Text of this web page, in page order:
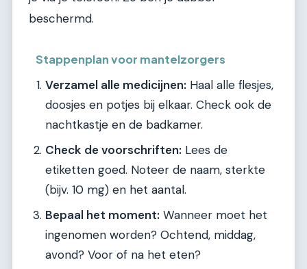
beschermd.
Stappenplan voor mantelzorgers
Verzamel alle medicijnen: Haal alle flesjes,
doosjes en potjes bij elkaar. Check ook de
nachtkastje en de badkamer.
Check de voorschriften: Lees de
etiketten goed. Noteer de naam, sterkte
(bijv. 10 mg) en het aantal.
Bepaal het moment: Wanneer moet het
ingenomen worden? Ochtend, middag,
avond? Voor of na het eten?